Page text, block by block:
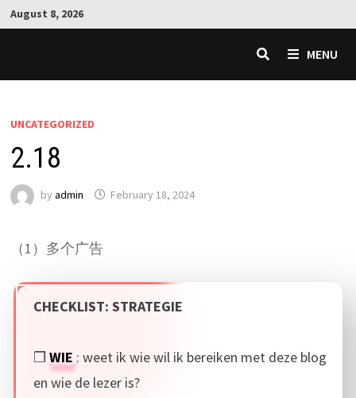
Skip
to
August 8, 2026
MENU
UNCATEGORIZED
2.18
by admin February 18, 2024
（1）多个广告
CHECKLIST: STRATEGIE
❒WIE : weet ik wie wil ik bereiken met deze blog
en wie de lezer is?